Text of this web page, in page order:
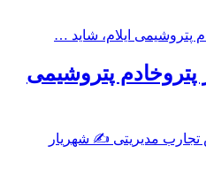
پتروشیمی